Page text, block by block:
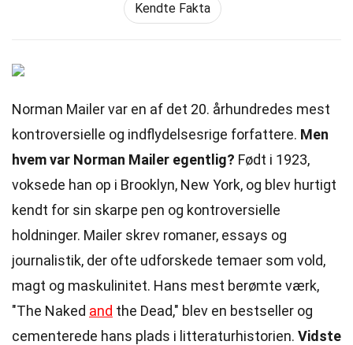
Kendte Fakta
Norman Mailer var en af det 20. århundredes mest
kontroversielle og indflydelsesrige forfattere. Men
hvem var Norman Mailer egentlig? Født i 1923,
voksede han op i Brooklyn, New York, og blev hurtigt
kendt for sin skarpe pen og kontroversielle
holdninger. Mailer skrev romaner, essays og
journalistik, der ofte udforskede temaer som vold,
magt og maskulinitet. Hans mest berømte værk,
"The Naked and the Dead," blev en bestseller og
cementerede hans plads i litteraturhistorien. Vidste